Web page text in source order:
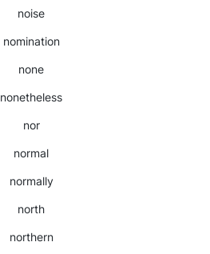
noise
nomination
none
nonetheless
nor
normal
normally
north
northern